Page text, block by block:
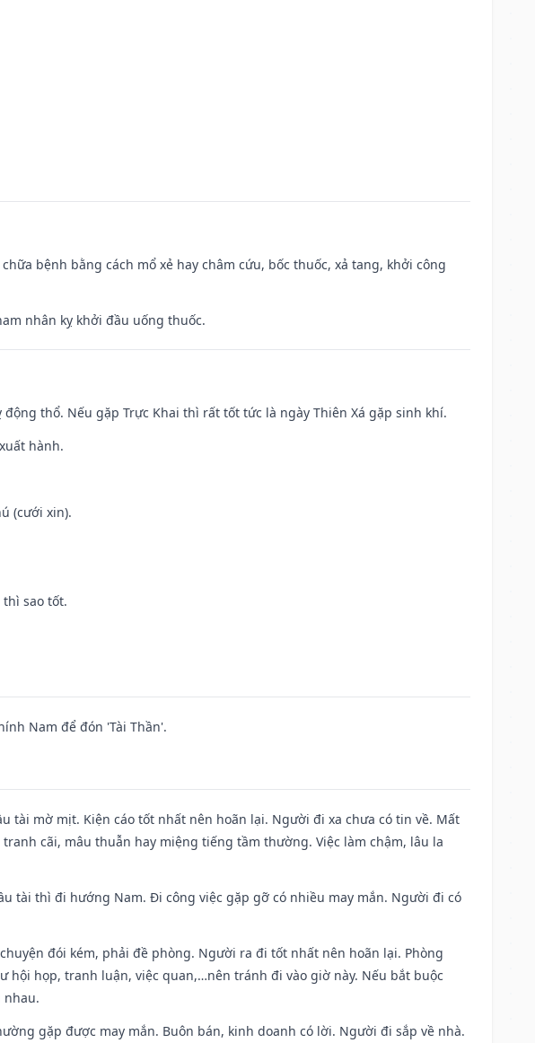
bệnh bằng cách mổ xẻ hay châm cứu, bốc thuốc, xả tang, khởi công
nhân kỵ khởi đầu uống thuốc.
thổ. Nếu gặp Trực Khai thì rất tốt tức là ngày Thiên Xá gặp sinh khí.
hành.
(cưới xin).
thì sao tốt.
Nam để đón 'Tài Thần'.
tài mờ mịt. Kiện cáo tốt nhất nên hoãn lại. Người đi xa chưa có tin về. Mất
cãi, mâu thuẫn hay miệng tiếng tầm thường. Việc làm chậm, lâu la
tài thì đi hướng Nam. Đi công việc gặp gỡ có nhiều may mắn. Người đi có
đói kém, phải đề phòng. Người ra đi tốt nhất nên hoãn lại. Phòng
họp, tranh luận, việc quan,…nên tránh đi vào giờ này. Nếu bắt buộc
nhau.
gặp được may mắn. Buôn bán, kinh doanh có lời. Người đi sắp về nhà.